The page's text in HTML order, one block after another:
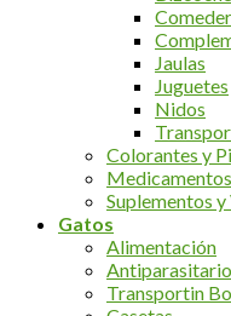
Jaulas
Juguetes
Nidos
Colorantes y
Medicamentos
Suplementos
Gatos
Alimentación
Transportin